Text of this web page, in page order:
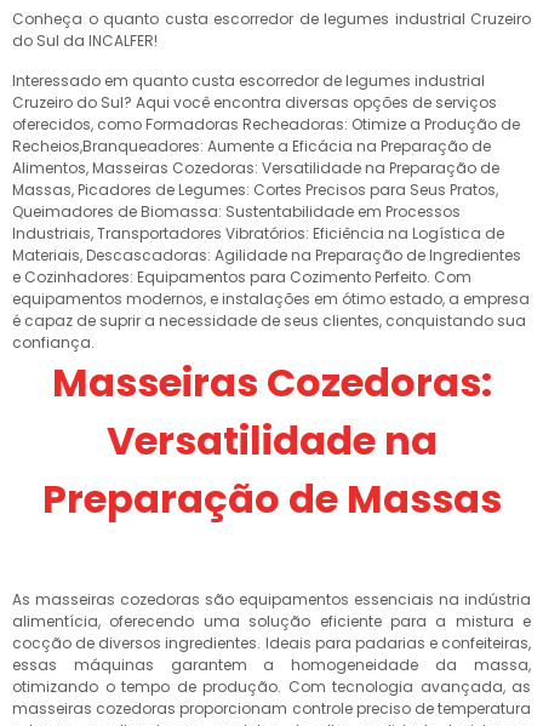
Conheça o quanto custa escorredor de legumes industrial Cruzeiro
do Sul da INCALFER!
Interessado em quanto custa escorredor de legumes industrial
Cruzeiro do Sul? Aqui você encontra diversas opções de serviços
oferecidos, como Formadoras Recheadoras: Otimize a Produção de
Recheios,Branqueadores: Aumente a Eficácia na Preparação de
Alimentos, Masseiras Cozedoras: Versatilidade na Preparação de
Massas, Picadores de Legumes: Cortes Precisos para Seus Pratos,
Queimadores de Biomassa: Sustentabilidade em Processos
Industriais, Transportadores Vibratórios: Eficiência na Logística de
Materiais, Descascadoras: Agilidade na Preparação de Ingredientes
e Cozinhadores: Equipamentos para Cozimento Perfeito. Com
equipamentos modernos, e instalações em ótimo estado, a empresa
é capaz de suprir a necessidade de seus clientes, conquistando sua
confiança.
Masseiras Cozedoras:
Versatilidade na
Preparação de Massas
As masseiras cozedoras são equipamentos essenciais na indústria
alimentícia, oferecendo uma solução eficiente para a mistura e
cocção de diversos ingredientes. Ideais para padarias e confeiteiras,
essas máquinas garantem a homogeneidade da massa,
otimizando o tempo de produção. Com tecnologia avançada, as
masseiras cozedoras proporcionam controle preciso de temperatura